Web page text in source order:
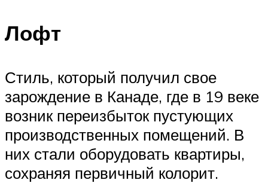
Лофт
Стиль, который получил свое
зарождение в Канаде, где в 19 веке
возник переизбыток пустующих
производственных помещений. В
них стали оборудовать квартиры,
сохраняя первичный колорит.